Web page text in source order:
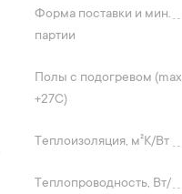
Форма поставки и мин.
партии
Полы с подогревом (max
+27C)
Теплоизоляция, м²K/Вт
Теплопроводность, Вт/